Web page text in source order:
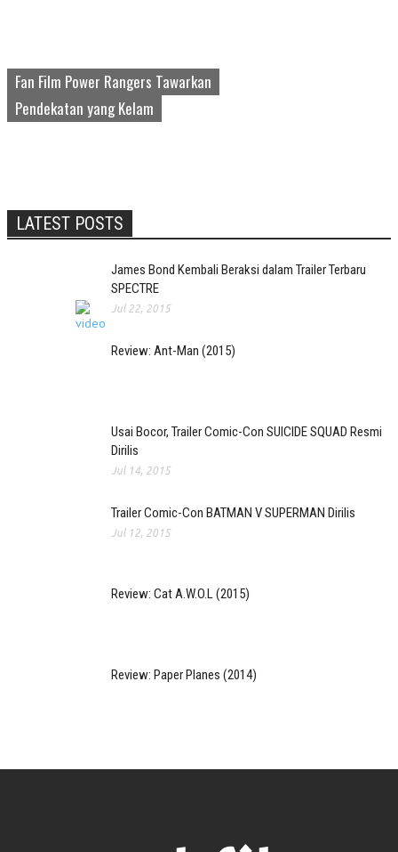
Fan Film Power Rangers Tawarkan
Pendekatan yang Kelam
LATEST POSTS
James Bond Kembali Beraksi dalam Trailer Terbaru
SPECTRE
Jul 22, 2015
Review: Ant-Man (2015)
Usai Bocor, Trailer Comic-Con SUICIDE SQUAD Resmi
Dirilis
Jul 14, 2015
Trailer Comic-Con BATMAN V SUPERMAN Dirilis
Jul 12, 2015
Review: Cat A.W.O.L (2015)
Review: Paper Planes (2014)